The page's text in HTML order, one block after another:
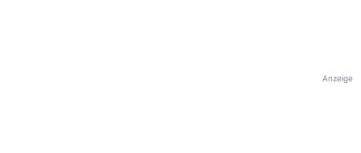
Anzeige